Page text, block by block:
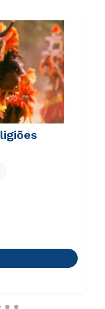
ratione